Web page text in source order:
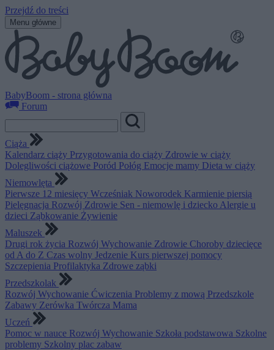
Przejdź do treści
Menu główne
BabyBoom - strona główna
Forum
Ciąża
Kalendarz ciąży Przygotowania do ciąży Zdrowie w ciąży
Dolegliwości ciążowe Poród Połóg Emocje mamy Dieta w ciąży
Niemowlęta
Pierwsze 12 miesięcy Wcześniak Noworodek Karmienie piersią
Pielęgnacja Rozwój Zdrowie Sen - niemowlę i dziecko Alergie u
dzieci Ząbkowanie Żywienie
Maluszek
Drugi rok życia Rozwój Wychowanie Zdrowie Choroby dziecięce
od A do Z Czas wolny Jedzenie Kurs pierwszej pomocy
Szczepienia Profilaktyka Zdrowe ząbki
Przedszkolak
Rozwój Wychowanie Ćwiczenia Problemy z mową Przedszkole
Zabawy Zerówka Twórcza Mama
Uczeń
Pomoc w nauce Rozwój Wychowanie Szkoła podstawowa Szkolne
problemy Szkolny plac zabaw